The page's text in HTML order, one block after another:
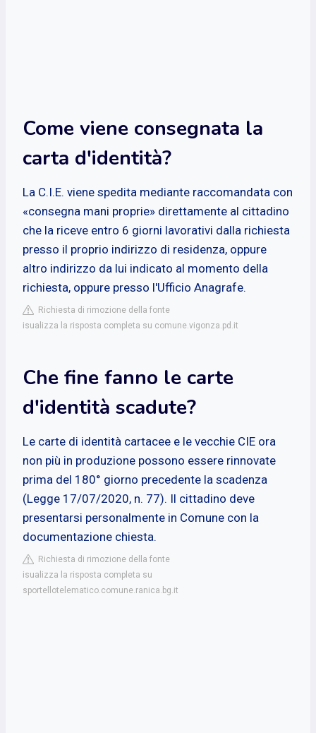
Come viene consegnata la
carta d'identità?
La C.I.E. viene spedita mediante raccomandata con
«consegna mani proprie» direttamente al cittadino
che la riceve entro 6 giorni lavorativi dalla richiesta
presso il proprio indirizzo di residenza, oppure
altro indirizzo da lui indicato al momento della
richiesta, oppure presso l'Ufficio Anagrafe.
Richiesta di rimozione della fonte
isualizza la risposta completa su comune.vigonza.pd.it
Che fine fanno le carte
d'identità scadute?
Le carte di identità cartacee e le vecchie CIE ora
non più in produzione possono essere rinnovate
prima del 180° giorno precedente la scadenza
(Legge 17/07/2020, n. 77). Il cittadino deve
presentarsi personalmente in Comune con la
documentazione chiesta.
Richiesta di rimozione della fonte
isualizza la risposta completa su
sportellotelematico.comune.ranica.bg.it